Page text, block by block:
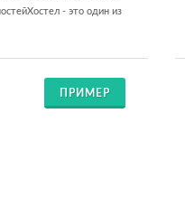
- это один из
ПРИМЕР